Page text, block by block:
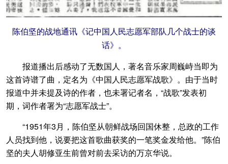
陈伯坚的战地通讯《记中国人民志愿军部队几个战士的谈
话》。
报道播出后感动了无数国人，著名音乐家周巍峙当即为
这首诗谱了曲，定名为《中国人民志愿军战歌》。由于当时
报道中并未提及诗的作者，也未署记者名，“战歌”发表初
期，词作者署为“志愿军战士”。
“1951年3月，陈伯坚从朝鲜战场回国休整，总政的工作
人员找到他，说要把这首歌曲获奖的一笔奖金发给他。”陈伯
坚的夫人胡修亚生前曾对前去采访的万京华说。